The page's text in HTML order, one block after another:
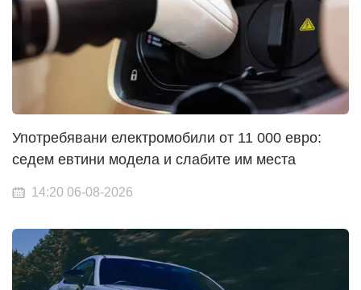
Употребявани електромобили от 11 000 евро:
седем евтини модела и слабите им места
14:20 06-08-2026